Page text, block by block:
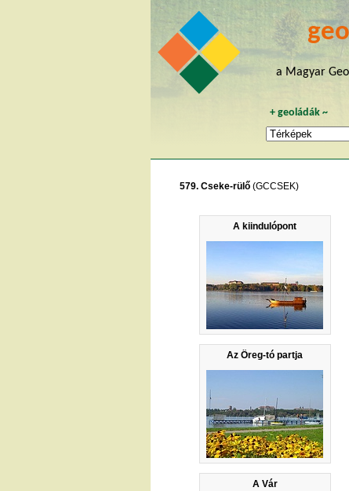
a Magyar
+geoládák ~
579. Cseke-rülő (GCCSEK)
A kiindulópont
Az Öreg-tó partja
A Vár